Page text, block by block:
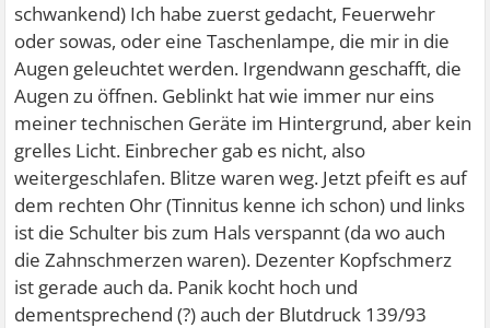
schwankend) Ich habe zuerst gedacht, Feuerwehr
oder sowas, oder eine Taschenlampe, die mir in die
Augen geleuchtet werden. Irgendwann geschafft, die
Augen zu öffnen. Geblinkt hat wie immer nur eins
meiner technischen Geräte im Hintergrund, aber kein
grelles Licht. Einbrecher gab es nicht, also
weitergeschlafen. Blitze waren weg. Jetzt pfeift es auf
dem rechten Ohr (Tinnitus kenne ich schon) und links
ist die Schulter bis zum Hals verspannt (da wo auch
die Zahnschmerzen waren). Dezenter Kopfschmerz
ist gerade auch da. Panik kocht hoch und
dementsprechend (?) auch der Blutdruck 139/93